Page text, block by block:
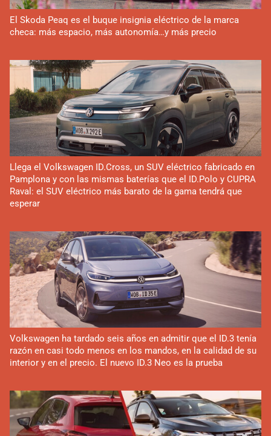
El Skoda Peaq es el buque insignia eléctrico de la marca
checa: más espacio, más autonomía…y más precio
Llega el Volkswagen ID.Cross, un SUV eléctrico fabricado en
Pamplona y con las mismas baterías que el ID.Polo y CUPRA
Raval: el SUV eléctrico más barato de la gama tendrá que
esperar
Volkswagen ha tardado seis años en admitir que el ID.3 tenía
razón en casi todo menos en los mandos, en la calidad de su
interior y en el precio. El nuevo ID.3 Neo es la prueba